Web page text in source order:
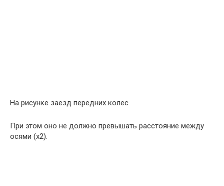
На рисунке заезд передних колес
При этом оно не должно превышать расстояние между
осями (х2).